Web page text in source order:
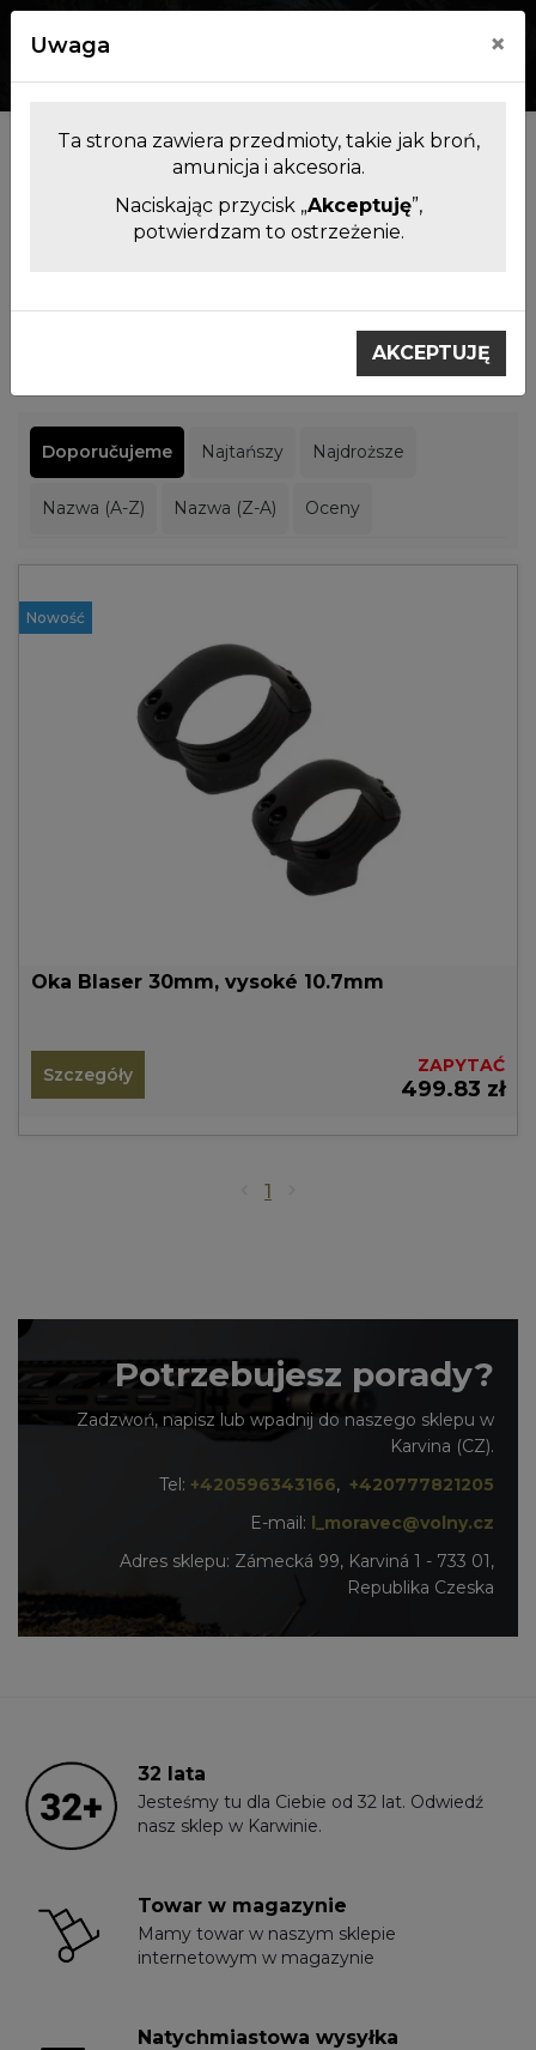
Filtrowanie produktów
Výrobci Blaser
Doporučujeme Najtańszy Najdroższe
Nazwa (A-Z) Nazwa (Z-A) Oceny
Nowość
Oka Blaser 30mm, vysoké 10.7mm
Szczegóły ZAPYTAĆ
499.83 zł
1
Potrzebujesz porady?
Zadzwoń, napisz lub wpadnij do naszego sklepu w
Karvina (CZ).
Tel: +420596343166, +420777821205
E-mail: l_moravec@volny.cz
Adres sklepu: Zámecká 99, Karviná 1 - 733 01,
Republika Czeska
32 lata
Jesteśmy tu dla Ciebie od 32 lat. Odwiedź
nasz sklep w Karwinie.
Towar w magazynie
Mamy towar w naszym sklepie
internetowym w magazynie
Natychmiastowa wysyłka
Uwaga ×
Ta strona zawiera przedmioty, takie jak broń,
amunicja i akcesoria.
Naciskając przycisk „Akceptuję”,
potwierdzam to ostrzeżenie.
AKCEPTUJĘ